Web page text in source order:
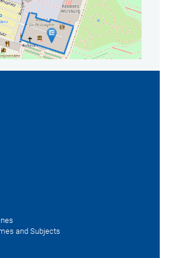
and Subjects